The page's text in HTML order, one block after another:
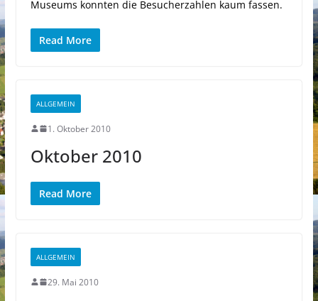
Museums konnten die Besucherzahlen kaum fassen.
Read More
ALLGEMEIN
1. Oktober 2010
Oktober 2010
Read More
ALLGEMEIN
29. Mai 2010